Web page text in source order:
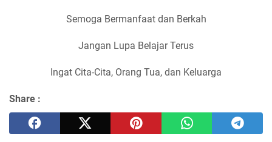
Semoga Bermanfaat dan Berkah
Jangan Lupa Belajar Terus
Ingat Cita-Cita, Orang Tua, dan Keluarga
Share :